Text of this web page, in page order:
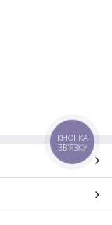
КНОПКА
ЗВ'ЯЗКУ